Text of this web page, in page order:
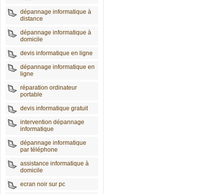
dépannage informatique à
distance
dépannage informatique à
domicile
devis informatique en ligne
dépannage informatique en
ligne
réparation ordinateur
portable
devis informatique gratuit
intervention dépannage
informatique
dépannage informatique
par téléphone
assistance informatique à
domicile
ecran noir sur pc